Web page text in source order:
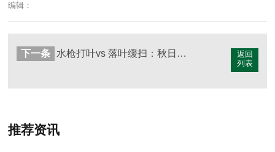
编辑：
返回
列表
下一条 水枪打叶vs 落叶缓扫：秋日诗意何去何从？
推荐资讯